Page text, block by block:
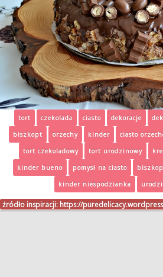
tort czekolada ciasto dekoracje
biszkopt
orzechy kinder ciasto
tort czekoladowy
tort urodzinowy
kinder bueno
pomysł na ciasto
kinder niespodzianka
źródło inspiracji: https://